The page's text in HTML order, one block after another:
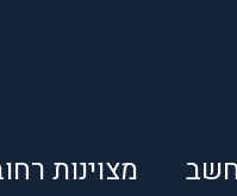
מצוינות